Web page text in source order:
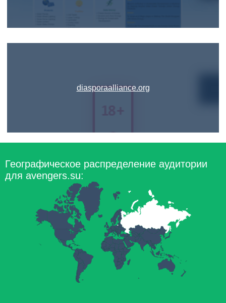
diasporaalliance.org
Географическое распределение аудитории
для avengers.su: